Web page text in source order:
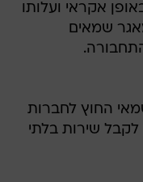
אקראי ועלותו
שמאים
החוץ לחברות
שירות בלתי